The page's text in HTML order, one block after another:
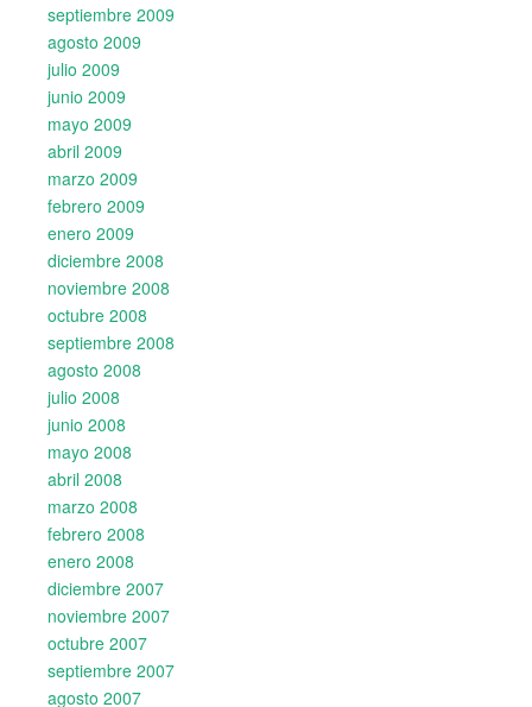
septiembre 2009
agosto 2009
julio 2009
junio 2009
mayo 2009
abril 2009
marzo 2009
febrero 2009
enero 2009
diciembre 2008
noviembre 2008
octubre 2008
septiembre 2008
agosto 2008
julio 2008
junio 2008
mayo 2008
abril 2008
marzo 2008
febrero 2008
enero 2008
diciembre 2007
noviembre 2007
octubre 2007
septiembre 2007
agosto 2007